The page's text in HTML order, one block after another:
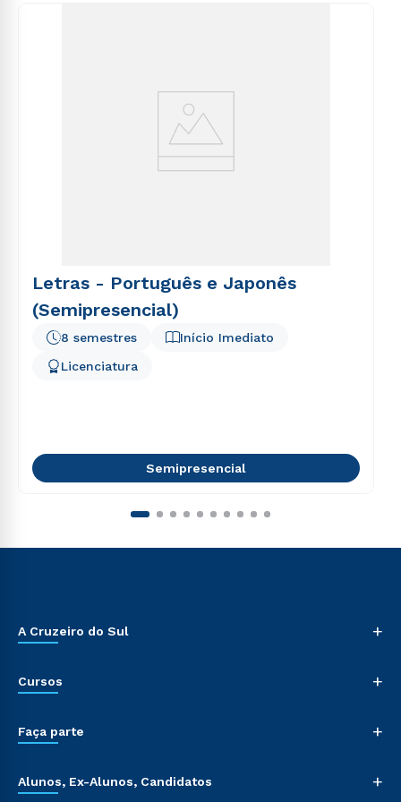
Letras - Português e Japonês
(Semipresencial)
Início Imediato
8 semestres
Licenciatura
Semipresencial
A Cruzeiro do Sul +
Cursos +
Faça parte +
Alunos, Ex-Alunos, Candidatos +